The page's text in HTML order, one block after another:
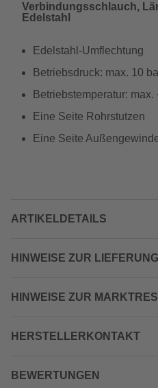
Verbindungsschlauch,
Edelstahl
Edelstahl-Umflechtung
Betriebsdruck: max. 10
Betriebstemperatur: max.
Eine Seite Rohrstutzen
Eine Seite
ARTIKELDETAILS
HINWEISE ZUR LIEFERUNG
HINWEISE ZUR
HERSTELLERKONTAKT
BEWERTUNGEN